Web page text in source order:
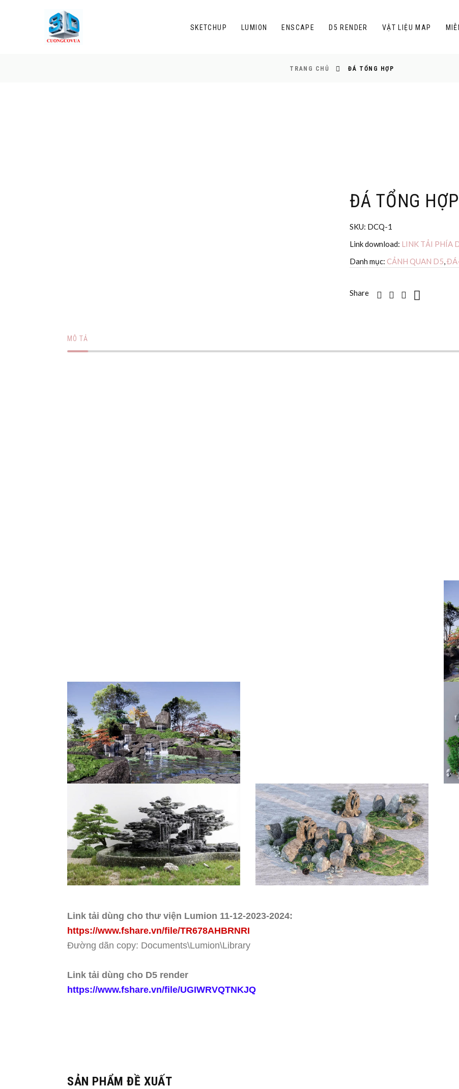
SKETCHUP LUMION ENSCAPE D5 RENDER VẬT LIỆU MAP
TRANG CHỦ ĐÁ TỔNG HỢP
ĐÁ TỔNG HỢP
SKU: DCQ-1
Link download: LINK TẢI PHÍA
Danh mục: CẢNH QUAN D5,
Share
MÔ TẢ
Link tải dùng cho thư viện Lumion 11-12-2023-2024:
https://www.fshare.vn/file/TR678AHBRNRI
Đường dãn copy: Documents\Lumion\Library
Link tải dùng cho D5 render
https://www.fshare.vn/file/UGIWRVQTNKJQ
SẢN PHẨM ĐỀ XUẤT